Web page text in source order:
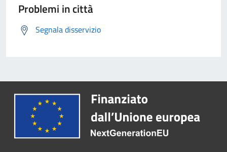
Problemi in città
Segnala disservizio